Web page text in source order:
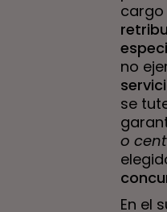
no
se
o
En el